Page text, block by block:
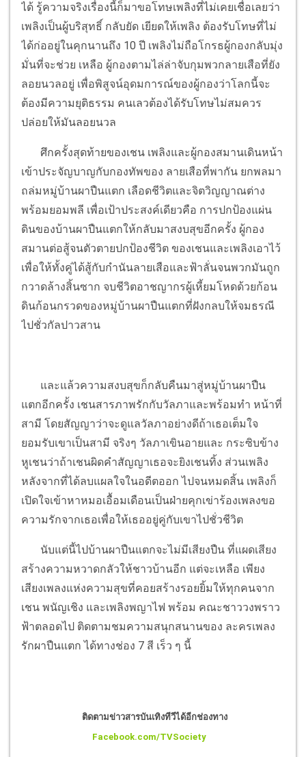
ได้ รู้ความจริงเรื่องนี้ก็มาขอโทษเพลิงที่ไม่เคยเชื่อเลยว่า
เพลิงเป็นผู้บริสุทธิ์ กลับยัด เยียดให้เพลิง ต้องรับโทษที่ไม่
ได้ก่ออยู่ในคุกนานถึง 10 ปี เพลิงไม่ถือโกรธผู้กองกลับมุ่ง
มั่นที่จะช่วย เหลือ ผู้กองตามไล่ล่าจับกุมพวกลายเสือที่ยัง
ลอยนวลอยู่ เพื่อพิสูจน์อุดมการณ์ของผู้กองว่าโลกนี้จะ
ต้องมีความยุติธรรม คนเลวต้องได้รับโทษไม่สมควร
ปล่อยให้มันลอยนวล
ศึกครั้งสุดท้ายของเชน เพลิงและผู้กองสมานเดินหน้า
เข้าประจัญบาญกับกองทัพของ ลายเสือที่พากัน ยกพลมา
ถล่มหมู่บ้านผาปืนแตก เลือดชีวิตและจิตวิญญาณต่าง
พร้อมยอมพลี เพื่อเป้าประสงค์เดียวคือ การปกป้องแผ่น
ดินของบ้านผาปืนแตกให้กลับมาสงบสุขอีกครั้ง ผู้กอง
สมานต่อสู้จนตัวตายปกป้องชีวิต ของเชนและเพลิงเอาไว้
เพื่อให้ทั้งคู่ได้สู้กับกำนันลายเสือและฟ้าลั่นจนพวกมันถูก
กวาดล้างสิ้นซาก จบชีวิตอาชญากรผู้เหี้ยมโหดด้วยก้อน
ดินก้อนกรวดของหมู่บ้านผาปืนแตกที่ฝังกลบให้จมธรณี
ไปชั่วกัลปาวสาน
และแล้วความสงบสุขก็กลับคืนมาสู่หมู่บ้านผาปืน
แตกอีกครั้ง เชนสารภาพรักกับวัลภาและพร้อมทำ หน้าที่
สามี โดยสัญญาว่าจะดูแลวัลภาอย่างดีถ้าเธอเต็มใจ
ยอมรับเขาเป็นสามี จริงๆ วัลภาเขินอายและ กระซิบข้าง
หูเชนว่าถ้าเชนผิดคำสัญญาเธอจะยิงเชนทิ้ง ส่วนเพลิง
หลังจากที่ได้ลบแผลใจในอดีตออก ไปจนหมดสิ้น เพลิงก็
เปิดใจเข้าหาหมอเอื้อมเดือนเป็นฝ่ายคุกเข่าร้องเพลงขอ
ความรักจากเธอเพื่อให้เธออยู่คู่กับเขาไปชั่วชีวิต
นับแต่นี้ไปบ้านผาปืนแตกจะไม่มีเสียงปืน ที่แผดเสียง
สร้างความหวาดกลัวให้ชาวบ้านอีก แต่จะเหลือ เพียง
เสียงเพลงแห่งความสุขที่คอยสร้างรอยยิ้มให้ทุกคนจาก
เชน พนัญเชิง และเพลิงพญาไฟ พร้อม คณะชาววงพราว
ฟ้าตลอดไป ติดตามชมความสนุกสนานของ ละครเพลง
รักผาปืนแตก ได้ทางช่อง 7 สี เร็ว ๆ นี้
ติดตามข่าวสารบันเทิงทีวีได้อีกช่องทาง
Facebook.com/TVSociety